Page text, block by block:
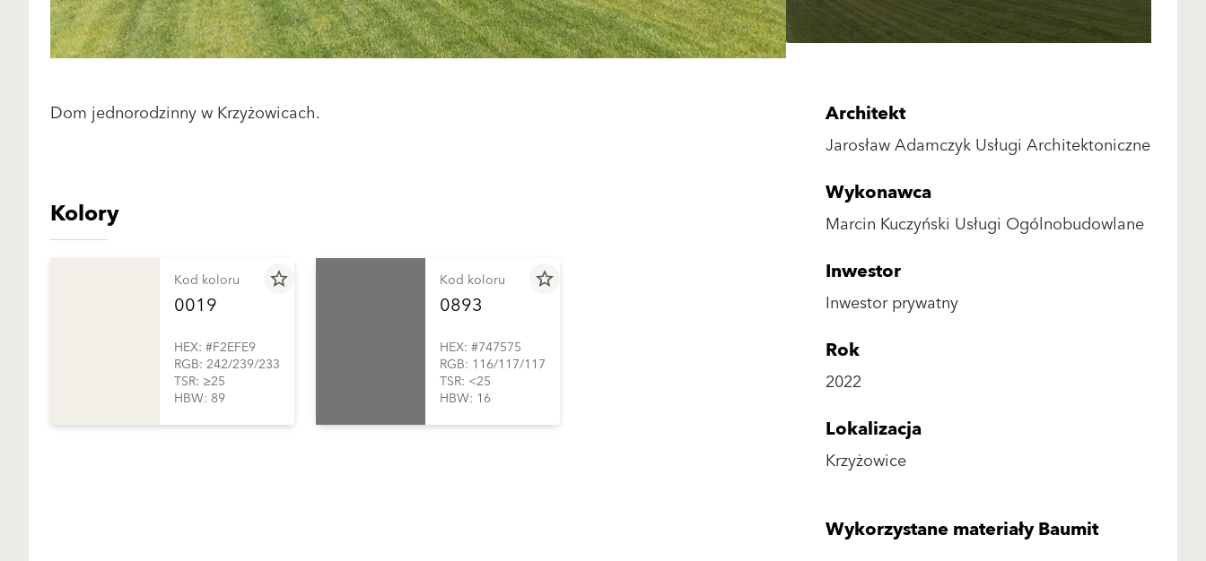
Dom jednorodzinny w Krzyżowicach.
Kolory
star_border
Kod koloru
0019
HEX: #F2EFE9
RGB: 242/239/233
TSR: ≥25
HBW: 89
star_border
Kod koloru
0893
HEX: #747575
RGB: 116/117/117
TSR: <25
HBW: 16
Architekt
Jarosław Adamczyk Usługi Architektoniczne
Wykonawca
Marcin Kuczyński Usługi Ogólnobudowlane
Inwestor
Inwestor prywatny
Rok
2022
Lokalizacja
Krzyżowice
Wykorzystane materiały Baumit